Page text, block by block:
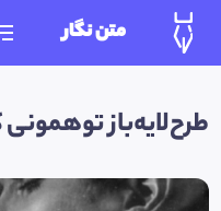
متن نگار
طرح‌لایه‌باز